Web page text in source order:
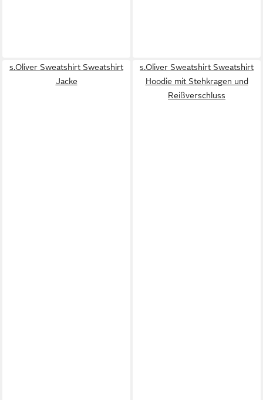
s.Oliver Sweatshirt Sweatshirt
Jacke
s.Oliver Sweatshirt Sweatshirt
Hoodie mit Stehkragen und
Reißverschluss